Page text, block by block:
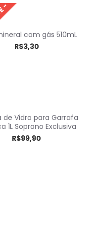
-
com gás 510mL
R$3,30
de Vidro para Garrafa
1L Soprano Exclusiva
R$99,90